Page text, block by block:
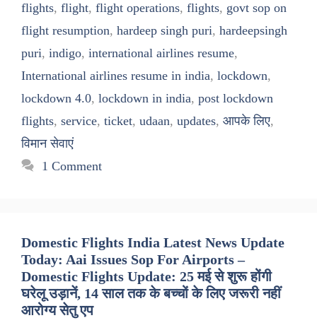
flights, flight, flight operations, flights, govt sop on
flight resumption, hardeep singh puri, hardeepsingh
puri, indigo, international airlines resume,
International airlines resume in india, lockdown,
lockdown 4.0, lockdown in india, post lockdown
flights, service, ticket, udaan, updates, आपके लिए,
विमान सेवाएं
1 Comment
Domestic Flights India Latest News Update
Today: Aai Issues Sop For Airports –
Domestic Flights Update: 25 मई से शुरू होंगी
घरेलू उड़ानें, 14 साल तक के बच्चों के लिए जरूरी नहीं
आरोग्य सेतु एप